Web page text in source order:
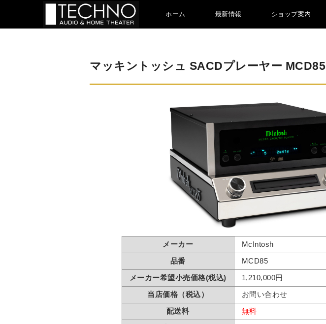
ホーム 最新情報 ショップ案内
マッキントッシュ SACDプレーヤー MCD85
メーカー
McIntosh
品番
MCD85
メーカー希望小売価格(税込)
1,210,000円
当店価格（税込）
お問い合わせ
配送料
無料